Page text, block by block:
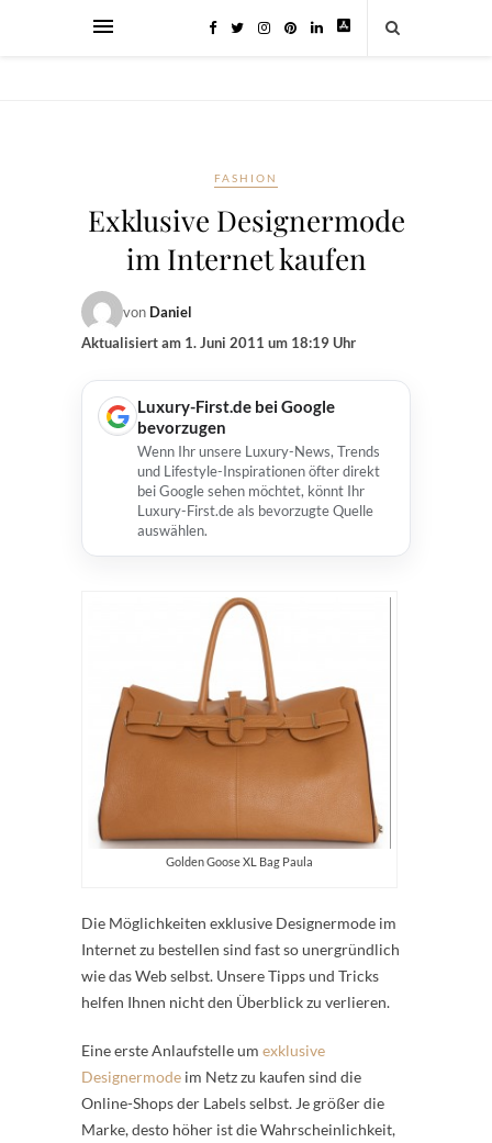
FASHION
Exklusive Designermode
im Internet kaufen
von Daniel
Aktualisiert am 1. Juni 2011 um 18:19 Uhr
Luxury-First.de bei Google
bevorzugen
Wenn Ihr unsere Luxury-News, Trends
und Lifestyle-Inspirationen öfter direkt
bei Google sehen möchtet, könnt Ihr
Luxury-First.de als bevorzugte Quelle
auswählen.
Golden Goose XL Bag Paula
Die Möglichkeiten exklusive Designermode im
Internet zu bestellen sind fast so unergründlich
wie das Web selbst. Unsere Tipps und Tricks
helfen Ihnen nicht den Überblick zu verlieren.
Eine erste Anlaufstelle um exklusive
Designermode im Netz zu kaufen sind die
Online-Shops der Labels selbst. Je größer die
Marke, desto höher ist die Wahrscheinlichkeit,